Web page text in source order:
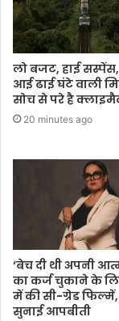
लो बजट, हाई
आई ढाई घंटे वाली
सोच से परे है
20 minutes ago
‘बेच दी थी अपनी
का कर्ज चुकाने के
में की सी-ग्रेड
सुनाई आपबीती